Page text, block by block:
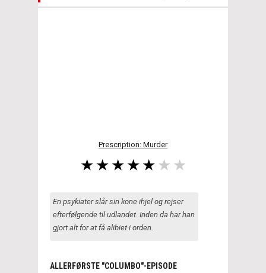
Prescription: Murder
En psykiater slår sin kone ihjel og rejser
efterfølgende til udlandet. Inden da har han
gjort alt for at få alibiet i orden.
ALLERFØRSTE "COLUMBO"-EPISODE